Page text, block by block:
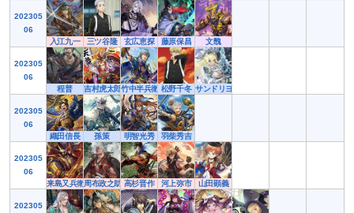
202305
06
入江九一
三ツ谷隆 玄広恵探 藤原保昌 文醜
202305
06
程普
吉村虎太郎竹中半兵衛 松野千冬 サンドリヨン
202305
06
織田信長
孫策 明智光秀 羽柴秀吉
202305
06
来島又兵衛周布政之助 高杉晋作 河上弥市 山田顕義
202305